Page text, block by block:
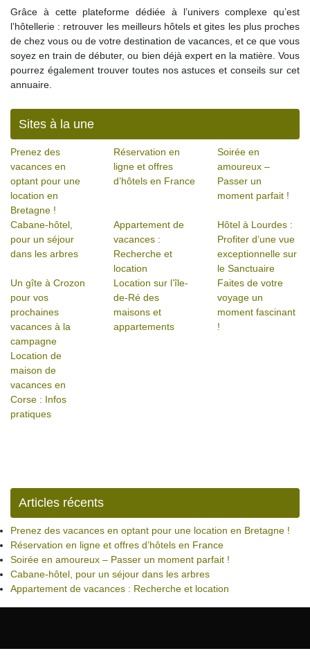
Grâce à cette plateforme dédiée à l’univers complexe qu’est
l’hôtellerie : retrouver les meilleurs hôtels et gites les plus proches
de chez vous ou de votre destination de vacances, et ce que vous
soyez en train de débuter, ou bien déjà expert en la matière. Vous
pourrez également trouver toutes nos astuces et conseils sur cet
annuaire.
Sites à la une
Prenez des
vacances en
optant pour une
location en
Bretagne !
Réservation en
ligne et offres
d’hôtels en France
Soirée en
amoureux –
Passer un
moment parfait !
Cabane-hôtel,
pour un séjour
dans les arbres
Appartement de
vacances :
Recherche et
location
Hôtel à Lourdes :
Profiter d’une vue
exceptionnelle sur
le Sanctuaire
Un gîte à Crozon
pour vos
prochaines
vacances à la
campagne
Location sur l’île-
de-Ré des
maisons et
appartements
Faites de votre
voyage un
moment fascinant
!
Location de
maison de
vacances en
Corse : Infos
pratiques
Articles récents
Prenez des vacances en optant pour une location en Bretagne !
Réservation en ligne et offres d’hôtels en France
Soirée en amoureux – Passer un moment parfait !
Cabane-hôtel, pour un séjour dans les arbres
Appartement de vacances : Recherche et location